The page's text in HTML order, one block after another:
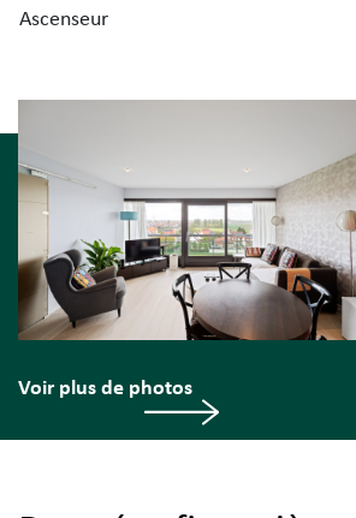
50 55.
Ascenseur
Voir plus de photos